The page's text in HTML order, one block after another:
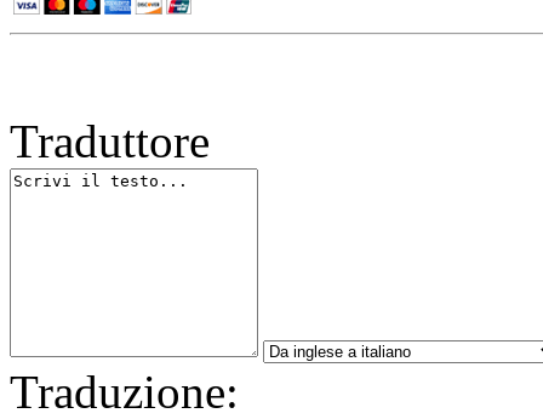
Traduttore
Traduzione: